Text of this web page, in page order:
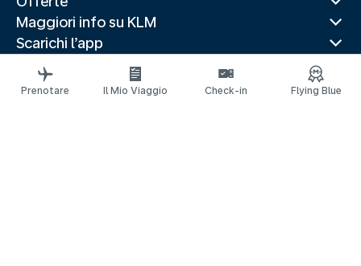
Maggiori info su KLM
Scarichi l’app
Siti web correlati
Guide di viaggio
Prenotare Il Mio Viaggio Check-in Flying Blue